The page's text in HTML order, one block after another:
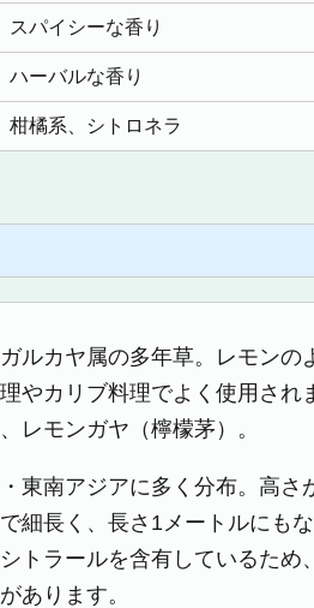
スパイシーな香り
ハーバルな香り
柑橘系、シトロネラ
ルカヤ属の多年草。レモンの
やカリブ料理でよく使用され
レモンガヤ（檸檬茅）。
東南アジアに多く分布。高さ
細長く、長さ1メートルにも
トラールを含有しているため
あります。